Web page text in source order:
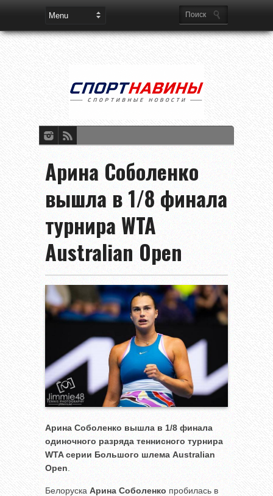
Арина Соболенко
вышла в 1/8 финала
турнира WTA
Australian Open
Арина Соболенко вышла в 1/8 финала
одиночного разряда теннисного турнира
WTA серии Большого шлема Australian
Open
Белоруска Арина Соболенко пробилась в